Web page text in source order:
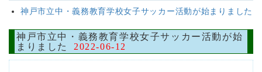
神戸市立中・義務教育学校女子サッカー活動が始まりました
神戸市立中・義務教育学校女子サッカー活動が始
まりました
2022-06-12